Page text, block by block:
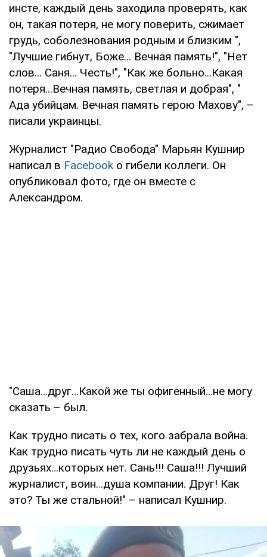
инсте, каждый день заходила проверять, как
он, такая потеря, не могу поверить, сжимает
грудь, соболезнования родным и близким ",
"Лучшие гибнут, Боже... Вечная память!", "Нет
слов... Саня... Честь!", "Как же больно...Какая
потеря...Вечная память, светлая и добрая", "
Ада убийцам. Вечная память герою Махову", –
писали украинцы.
Журналист "Радио Свобода" Марьян Кушнир
написал в Facebook о гибели коллеги. Он
опубликовал фото, где он вместе с
Александром.
"Саша…друг…Какой же ты офигенный…не могу
сказать – был.
Как трудно писать о тех, кого забрала война.
Как трудно писать чуть ли не каждый день о
друзьях…которых нет. Сань!!! Саша!!! Лучший
журналист, воин…душа компании. Друг! Как
это? Ты же стальной!" – написал Кушнир.